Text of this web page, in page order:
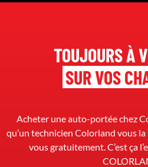
TOUJOURS À
SUR VOS
Acheter une auto-portée chez
qu’un technicien Colorland vous
vous gratuitement. C’est ça